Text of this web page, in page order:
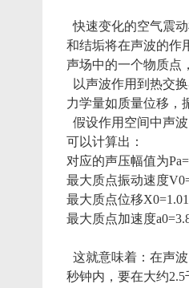
快速变化的空气震
和结垢将在声波的作
声场中的一个物质点
以声波作用到热交
力学量如质量位移，
假设作用空间中声
可以计算出：
对应的声压幅值为
最大质点振动速度
最大质点位移
最大质点加速度
这就意味着：在声
秒钟内，要在大约